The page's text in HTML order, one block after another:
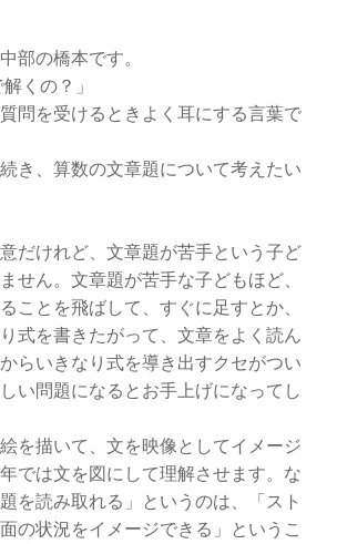
部の橋本です。
くの？」
問を受けるときよく耳にする言葉で
き、算数の文章題について考えたい
だけれど、文章題が苦手という子ど
せん。文章題が苦手な子どもほど、
ことを飛ばして、すぐに足すとか、
式を書きたがって、文章をよく読ん
らいきなり式を導き出すクセがつい
い問題になるとお手上げになってし
を描いて、文を映像としてイメージ
では文を図にして理解させます。な
を読み取れる」というのは、「スト
の状況をイメージできる」というこ